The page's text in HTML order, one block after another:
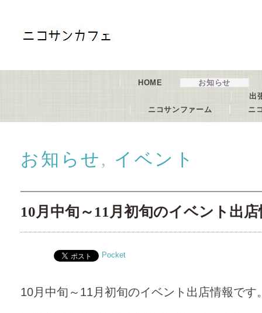
HOME
お知らせ
出
ニコサンファーム
ニ
お知らせ , イベント
10月中旬～11月初旬のイベント出店
Pocket
10月中旬～11月初旬のイベント出店情報です